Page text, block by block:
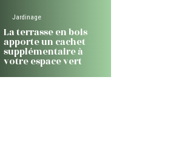
Jardinage
La terrasse en bois
apporte un cachet
supplémentaire à
votre espace vert